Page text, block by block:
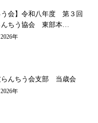
う会】令和八年度 第３回
ちう協会 東部本…
2026年
んちう会支部 当歳会
2026年